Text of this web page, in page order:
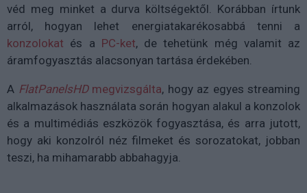
véd meg minket a durva költségektől. Korábban írtunk
arról, hogyan lehet energiatakarékosabbá tenni a
konzolokat és a PC-ket, de tehetünk még valamit az
áramfogyasztás alacsonyan tartása érdekében.
A FlatPanelsHDmegvizsgálta, hogy az egyes streaming
alkalmazások használata során hogyan alakul a konzolok
és a multimédiás eszközök fogyasztása, és arra jutott,
hogy aki konzolról néz filmeket és sorozatokat, jobban
teszi, ha mihamarabb abbahagyja.